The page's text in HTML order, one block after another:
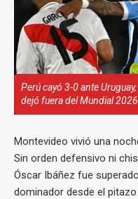
Perú cayó 3-0 ante
dejó fuera del Mundial
Montevideo vivió una
Sin orden defensivo ni
Óscar Ibáñez fue
dominador desde el